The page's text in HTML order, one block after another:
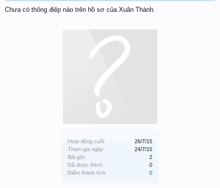
Hoạt động cuối:
26/7/15
Tham gia ngày:
24/7/15
Bài gửi:
2
Đã được thích:
0
Điểm thành tích:
0
Chưa có thông điệp nào trên hồ sơ của Xuân Thành.